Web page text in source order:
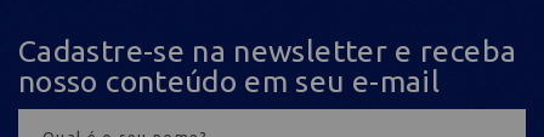
Cadastre-se na newsletter e receba
nosso conteúdo em seu e-mail